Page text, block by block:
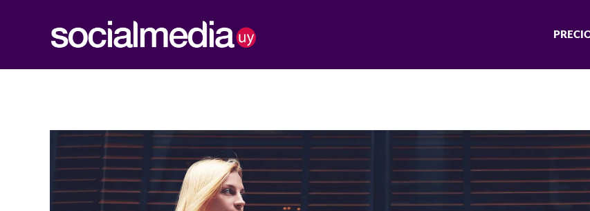
Social Media UY
Construimos tu presencia Web